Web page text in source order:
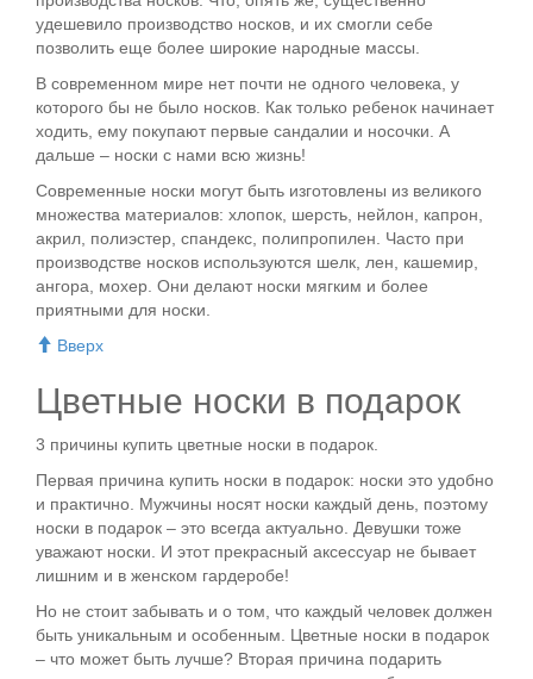
удешевило производство носков, и их смогли себе
позволить еще более широкие народные массы.
В современном мире нет почти не одного человека, у
которого бы не было носков. Как только ребенок начинает
ходить, ему покупают первые сандалии и носочки. А
дальше – носки с нами всю жизнь!
Современные носки могут быть изготовлены из великого
множества материалов: хлопок, шерсть, нейлон, капрон,
акрил, полиэстер, спандекс, полипропилен. Часто при
производстве носков используются шелк, лен, кашемир,
ангора, мохер. Они делают носки мягким и более
приятными для носки.
Вверх
Цветные носки в подарок
3 причины купить цветные носки в подарок.
Первая причина купить носки в подарок: носки это удобно
и практично. Мужчины носят носки каждый день, поэтому
носки в подарок – это всегда актуально. Девушки тоже
уважают носки. И этот прекрасный аксессуар не бывает
лишним и в женском гардеробе!
Но не стоит забывать и о том, что каждый человек должен
быть уникальным и особенным. Цветные носки в подарок
– что может быть лучше? Вторая причина подарить